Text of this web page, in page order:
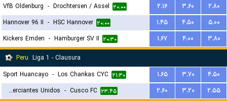
VfB Oldenburg - Drochtersen / Assel ۲۰:۰۰ ۲.۱۶ ۳.۶۰
۲.۸۰
Hannover 96 II - HSC Hannover ۲۰:۰۰ ۱.۴۵ ۴.۵۰
۵.۰۰
Kickers Emden - Hamburger SV II ۲۰:۳۰ ۱.۶۷ ۴.۰۰
۳.۸۰
Peru Liga 1 - Clausura
Sport Huancayo - Los Chankas CYC ۲۱:۳۰ ۱.۶۵ ۳.۷۰
۴.۵۰
Comerciantes Unidos
- Cusco FC ۲۳:۴۵ ۲.۶۰ ۳.۲۰
۲.۵۵